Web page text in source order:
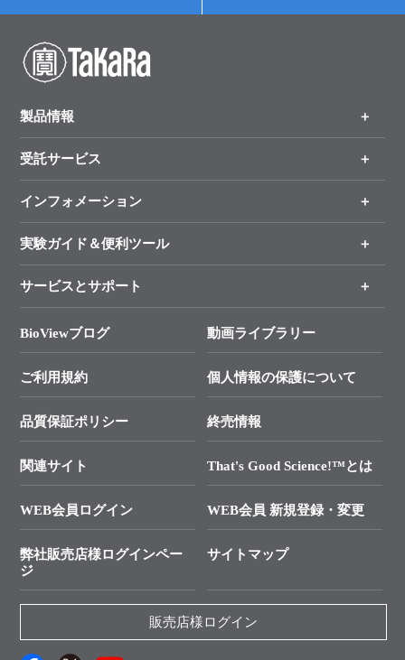
製品情報
製品一覧
手法から製品を探す
新製品情報
受託サービス
オンライン注文
インフォメーション
キャンペーン
タカラバイオ各種会員募集のお知らせ
終売製品のお知らせ
価格改定のご案内
技術セミナーのご案内
タカラバイオ発表文献
実験ガイド＆便利ツール
リアルタイムPCR実験のススメ
幹細胞・再生医療研究ガイド
クローニング実験ガイド
SMARTer NGSポータルサイト
プライマー設計
制限酵素切断サイトの検索
ユーザーズボイス集
抗体検索サイト
サービスとサポート
総合お問い合わせ
├ 実験コンシェルジュ
├ 受託サービスお問い合わせ
資料請求 機器関連
資料請求 受託関連
資料請求 核酸抽出・精製カタログ
サンプル請求一覧
BioViewブログ 動画ライブラリー
ご利用規約 個人情報の保護について
品質保証ポリシー 終売情報
関連サイト That's Good Science!™とは
WEB会員ログイン WEB会員 新規登録・変更
弊社販売店様ログインペー
ジ
サイトマップ
販売店様ログイン